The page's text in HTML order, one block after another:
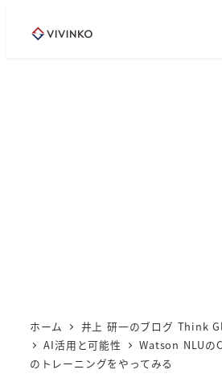
ホーム
井上 研一のブログ Think
AI活用と可能性
Watson NLU
のトレーニングをやってみる